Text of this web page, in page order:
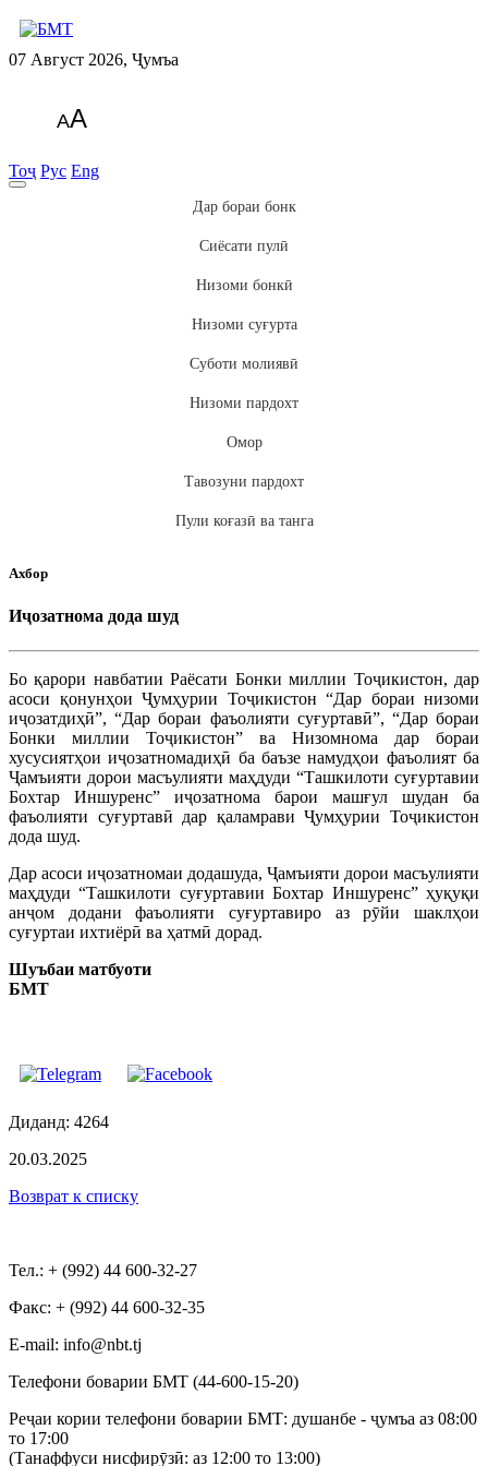
07 Август 2026, Ҷумъа
AA
Тоҷ Рус Eng
Дар бораи бонк
Сиёсати пулӣ
Низоми бонкӣ
Низоми суғурта
Суботи молиявӣ
Низоми пардохт
Омор
Тавозуни пардохт
Пули коғазӣ ва танга
Ахбор
Иҷозатнома дода шуд
Бо қарори навбатии Раёсати Бонки миллии Тоҷикистон, дар
асоси қонунҳои Ҷумҳурии Тоҷикистон “Дар бораи низоми
иҷозатдиҳӣ”, “Дар бораи фаъолияти суғуртавӣ”, “Дар бораи
Бонки миллии Тоҷикистон” ва Низомнома дар бораи
хусусиятҳои иҷозатномадиҳӣ ба баъзе намудҳои фаъолият ба
Ҷамъияти дорои масъулияти маҳдуди “Ташкилоти суғуртавии
Бохтар Иншуренс” иҷозатнома барои машғул шудан ба
фаъолияти суғуртавӣ дар қаламрави Ҷумҳурии Тоҷикистон
дода шуд.
Дар асоси иҷозатномаи додашуда, Ҷамъияти дорои масъулияти
маҳдуди “Ташкилоти суғуртавии Бохтар Иншуренс” ҳуқуқи
анҷом додани фаъолияти суғуртавиро аз рӯйи шаклҳои
суғуртаи ихтиёрӣ ва ҳатмӣ дорад.
Шуъбаи матбуоти
БМТ
Диданд: 4264
20.03.2025
Возврат к списку
Тел.: + (992) 44 600-32-27
Факс: + (992) 44 600-32-35
Е-mail: info@nbt.tj
Телефони боварии БМТ (44-600-15-20)
Реҷаи кории телефони боварии БМТ: душанбе - ҷумъа аз 08:00
то 17:00
(Танаффуси нисфирӯзӣ: аз 12:00 то 13:00)